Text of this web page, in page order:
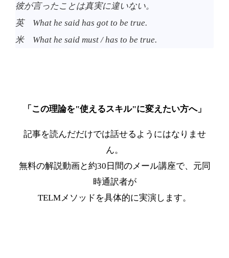
彼が言ったことは真実に違いない。
英 What he said has got to be true.
米 What he said must / has to be true.
「この理論を"使えるスキル"に変えたい方へ」
記事を読んだだけでは話せるようにはなりませ
ん。
無料の解説動画と約30日間のメール講座で、元同
時通訳者が
TELMメソッドを具体的に実演します。